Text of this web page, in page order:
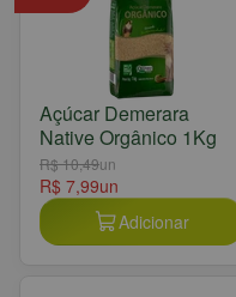
Açúcar Demerara
Native Orgânico 1Kg
R$ 10,49un
R$ 7,99un
Adicionar